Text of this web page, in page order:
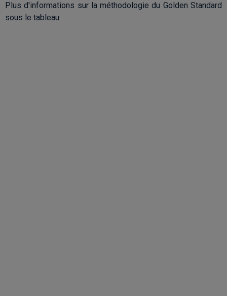
Plus d'informations sur la méthodologie du Golden Standard
sous le tableau.